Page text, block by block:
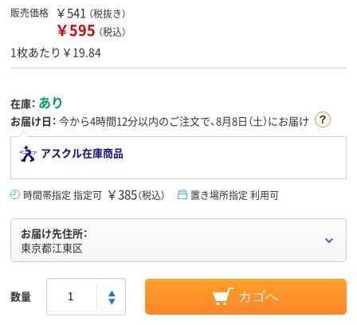
販売価格 ￥541 （税抜き）
￥595 （税込）
1枚あたり￥19.84
在庫： あり
お届け日： 今から4時間12分以内のご注文で、8月8日（土）にお届け
アスクル在庫商品
時間帯指定 指定可 ￥385（税込） 置き場所指定 利用可
お届け先住所：
東京都江東区
数量 カゴへ